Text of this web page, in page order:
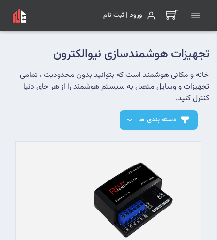
ورود | ثبت نام
تجهیزات هوشمندسازی نیوالکترون
خانه و مکانی هوشمند است که بتوانید بدون محدودیت ، تمامی
تجهیزات و وسایل متصل به سیستم هوشمند را از هر جای دنیا
کنترل کنید.
دسته بندی ها